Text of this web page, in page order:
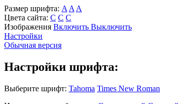
Размер шрифта: A A A
Цвета сайта: С С С
Изображения Включить Выключить
Настройки
Обычная версия
Настройки шрифта:
Выберите шрифт: Tahoma Times New Roman